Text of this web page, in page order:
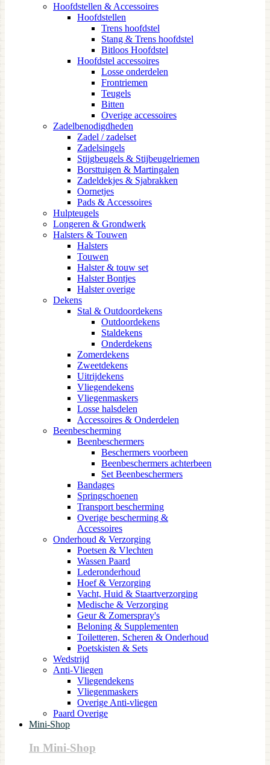
Hoofdstellen & Accessoires
Hoofdstellen
Trens hoofdstel
Stang & Trens hoofdstel
Bitloos Hoofdstel
Hoofdstel accessoires
Losse onderdelen
Frontriemen
Teugels
Bitten
Overige accessoires
Zadelbenodigdheden
Zadel / zadelset
Zadelsingels
Stijgbeugels & Stijbeugelriemen
Borsttuigen & Martingalen
Zadeldekjes & Sjabrakken
Oornetjes
Pads & Accessoires
Hulpteugels
Longeren & Grondwerk
Halsters & Touwen
Halsters
Touwen
Halster & touw set
Halster Bontjes
Halster overige
Dekens
Stal & Outdoordekens
Outdoordekens
Staldekens
Onderdekens
Zomerdekens
Zweetdekens
Uitrijdekens
Vliegendekens
Vliegenmaskers
Losse halsdelen
Accessoires & Onderdelen
Beenbescherming
Beenbeschermers
Beschermers voorbeen
Beenbeschermers achterbeen
Set Beenbeschermers
Bandages
Springschoenen
Transport bescherming
Overige bescherming &
Accessoires
Onderhoud & Verzorging
Poetsen & Vlechten
Wassen Paard
Lederonderhoud
Hoef & Verzorging
Vacht, Huid & Staartverzorging
Medische & Verzorging
Geur & Zomerspray's
Beloning & Supplementen
Toiletteren, Scheren & Onderhoud
Poetskisten & Sets
Wedstrijd
Anti-Vliegen
Vliegendekens
Vliegenmaskers
Overige Anti-vliegen
Paard Overige
Mini-Shop
In Mini-Shop